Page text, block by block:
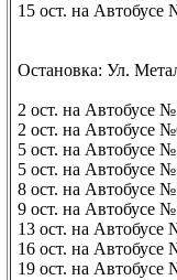
15 ост. на Автобусе
Остановка: Ул.
2 ост. на Автобусе
2 ост. на Автобусе
5 ост. на Автобусе
5 ост. на Автобусе
8 ост. на Автобусе
9 ост. на Автобусе
13 ост. на
16 ост. на Автобусе
19 ост. на